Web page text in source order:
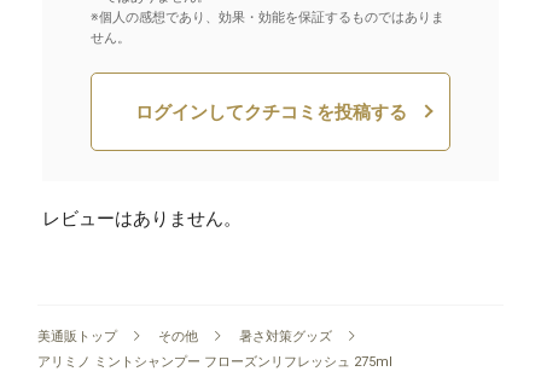
※個人の感想であり、効果・効能を保証するものではありま
せん。
ログインしてクチコミを投稿する
レビューはありません。
美通販トップ その他
暑さ対策グッズ
アリミノ ミントシャンプー フローズンリフレッシュ 275ml